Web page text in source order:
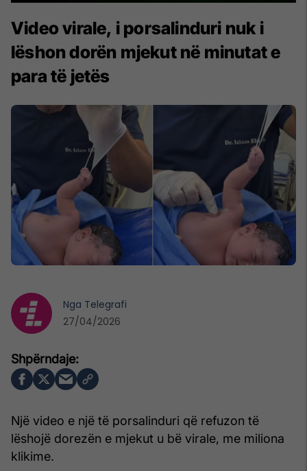
Video virale, i porsalinduri nuk i
lëshon dorën mjekut në minutat e
para të jetës
Një video e një të porsalinduri që refuzon të
lëshojë dorezën e mjekut u bë virale, me miliona
klikime.
Nga Telegrafi
27/04/2026